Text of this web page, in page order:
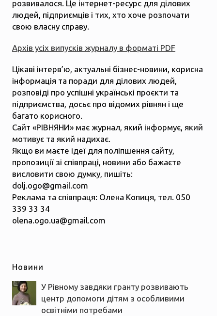
розвивалося. Це інтернет-ресурс для ділових
людей, підприємців і тих, хто хоче розпочати
свою власну справу.
Архів усіх випусків журналу в форматі PDF
Цікаві інтерв’ю, актуальні бізнес-новини, корисна
інформація та поради для ділових людей,
розповіді про успішні українські проєкти та
підприємства, досьє про відомих рівнян і ще
багато корисного.
Сайт «РІВНЯНИ» має журнал, який інформує, який
мотивує та який надихає.
Якщо ви маєте ідеї для поліпшення сайту,
пропозиції зі співпраці, новини або бажаєте
висловити свою думку, пишіть:
dolj.ogo@gmail.com
Реклама та співпраця: Олена Копиця, тел. 050
339 33 34
olena.ogo.ua@gmail.com
Новини
У Рівному завдяки гранту розвивають
центр допомоги дітям з особливими
освітніми потребами